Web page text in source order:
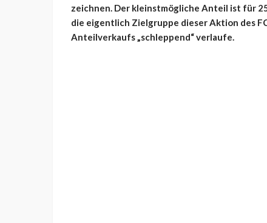
zeichnen. Der kleinstmögliche Anteil ist für
die eigentlich Zielgruppe dieser Aktion des
Anteilverkaufs „schleppend“ verlaufe.